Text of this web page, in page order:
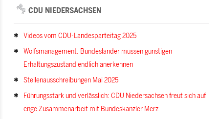
CDU NIEDERSACHSEN
Videos vom CDU-Landesparteitag 2025
Wolfsmanagement: Bundesländer müssen günstigen
Erhaltungszustand endlich anerkennen
Stellenausschreibungen Mai 2025
Führungsstark und verlässlich: CDU Niedersachsen freut sich auf
enge Zusammenarbeit mit Bundeskanzler Merz